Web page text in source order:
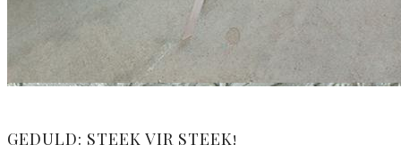
GEDULD: STEEK VIR STEEK!